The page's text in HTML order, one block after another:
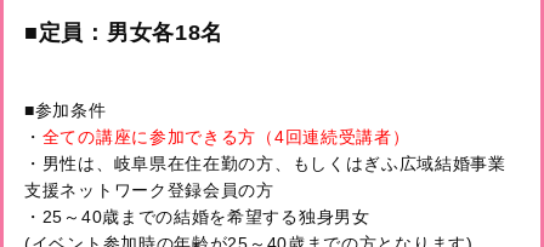
■定員：男女各18名
■参加条件
・ 全ての講座に参加できる方（4回連続受講者）
・男性は、岐阜県在住在勤の方、
もしくはぎふ広域結婚事業
支援ネットワーク登録会員の方
・25～40歳までの結婚を希望する独身男女